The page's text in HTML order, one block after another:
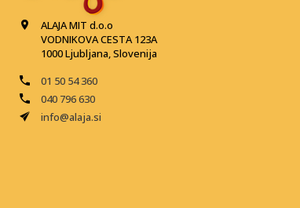
ALAJA MIT d.o.o
VODNIKOVA CESTA 123A
1000 Ljubljana, Slovenija
01 50 54 360
040 796 630
info@alaja.si